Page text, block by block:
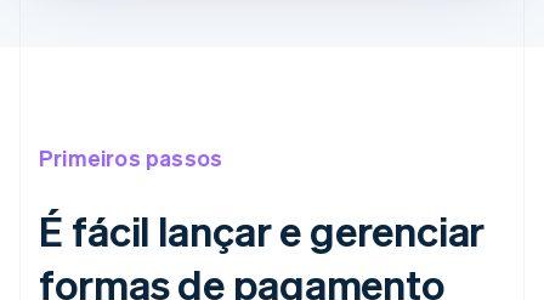
Primeiros passos
É fácil lançar e gerenciar
formas de pagamento